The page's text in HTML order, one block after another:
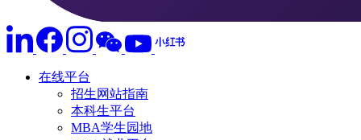
在线平台
招生网站指南
本科生平台
MBA学生园地